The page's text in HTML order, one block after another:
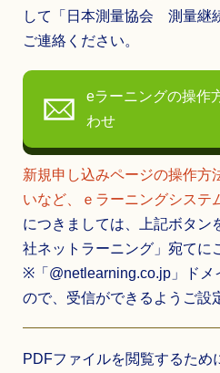
して「日本測量協会 測量継
ご連絡ください。
eラーニングの操作
わせ
新規申し込みページの操作方
いなど、ｅラーニングシステ
につきましては、上記ボタン
社ネットラーニング」宛てに
※「@netlearning.co.jp」ドメ
ので、受信ができるようご設
PDFファイルを閲覧するため